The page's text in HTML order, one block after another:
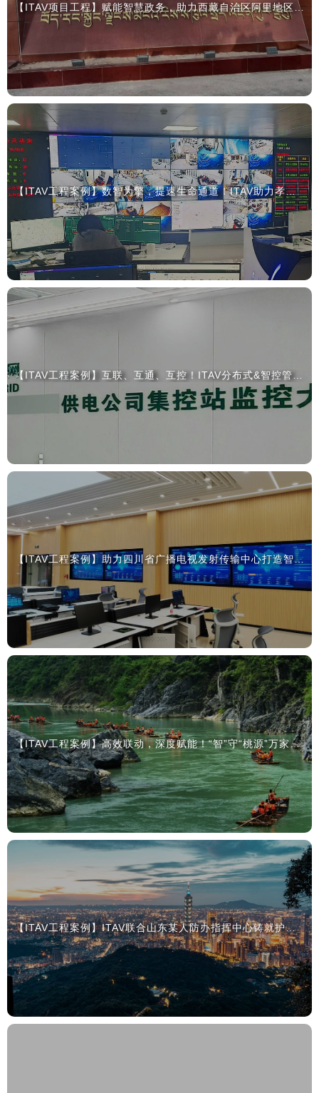
【ITAV项目工程】赋能智慧政务，助力西藏自治区阿里地区行政公署打造卓越指挥调度办公新空间
【ITAV工程案例】数智为擎，提速生命通道！ITAV助力孝昌县急救中心打造智慧指挥调度中心
【ITAV工程案例】互联、互通、互控！ITAV分布式&智控管理平台深度赋能国网某地供电公司集控站
【ITAV工程案例】助力四川省广播电视发射传输中心打造智慧调度中心，护航安全播出“生命线”
【ITAV工程案例】高效联动，深度赋能！“智”守“桃源”万家灯火
【ITAV工程案例】ITAV联合山东某人防办指挥中心铸就护民之盾